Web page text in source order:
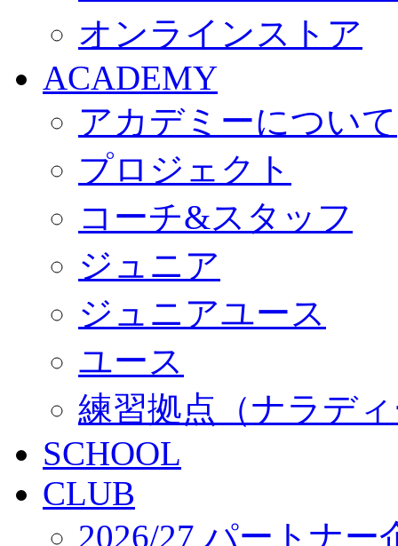
オンラインストア
ACADEMY
アカデミーについて
プロジェクト
コーチ&スタッフ
ジュニア
ジュニアユース
ユース
練習拠点（ナラデ
SCHOOL
CLUB
2026/27 パートナー